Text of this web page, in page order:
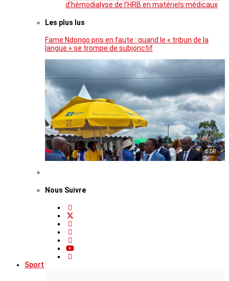
d’hémodialyse de l’HRB en matériels médicaux
Les plus lus
Fame Ndongo pris en faute : quand le « tribun de la
langue » se trompe de subjonctif
© DR
Nous Suivre
Sport